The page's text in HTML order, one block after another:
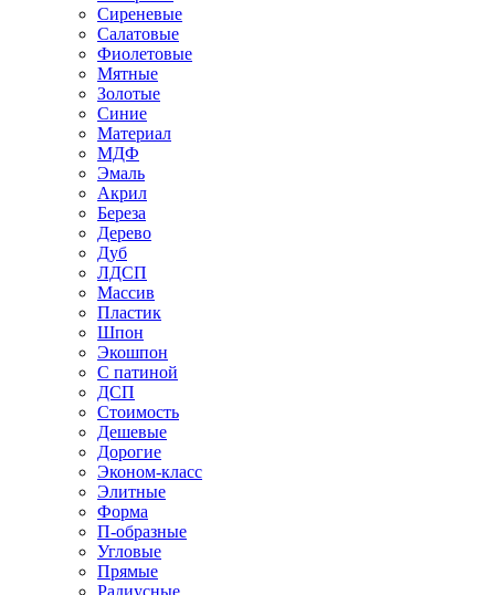
Сиреневые
Салатовые
Фиолетовые
Мятные
Золотые
Синие
Материал
МДФ
Эмаль
Акрил
Береза
Дерево
Дуб
ЛДСП
Массив
Пластик
Шпон
Экошпон
С патиной
ДСП
Стоимость
Дешевые
Дорогие
Эконом-класс
Элитные
Форма
П-образные
Угловые
Прямые
Радиусные